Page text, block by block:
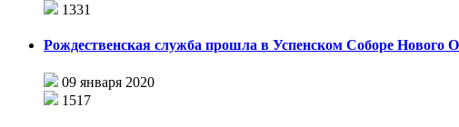
1331
Рождественская служба прошла в Успенском Соборе Нового
09 января 2020
1517